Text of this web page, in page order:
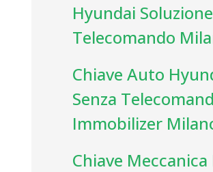
Hyundai
Telecomando
Chiave Auto
Senza
Immobilizer
Chiave